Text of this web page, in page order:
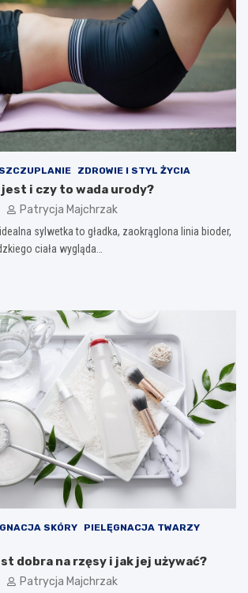
ZDROWIE I STYL ŻYCIA
jest i czy to wada urody?
Patrycja Majchrzak
sylwetka to gładka, zaokrąglona linia bioder,
ciała wygląda…
SKÓRY
PIELĘGNACJA TWARZY
dobra na rzęsy i jak jej używać?
Patrycja Majchrzak